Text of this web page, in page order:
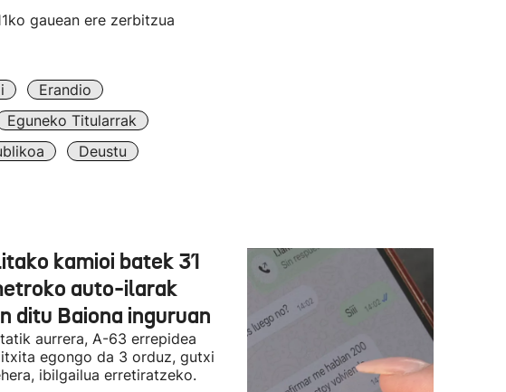
gauean ere zerbitzua
Erandio
Eguneko Titularrak
Deustu
kamioi batek 31
auto-ilarak
ditu Baiona inguruan
aurrera, A-63 errepidea
egongo da 3 orduz, gutxi
ibilgailua erretiratzeko.